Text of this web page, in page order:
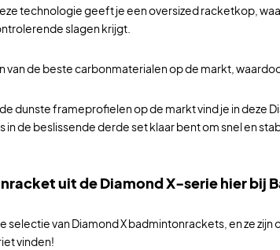
technologie geeft je een oversized racketkop,
slagen krijgt.
van de beste carbonmaterialen op de markt,
de dunste frameprofielen op de markt vind je in
in de beslissende derde set klaar bent om snel en
uit de Diamond X-serie hier bij
van Diamond X badmintonrackets, en ze
vinden!